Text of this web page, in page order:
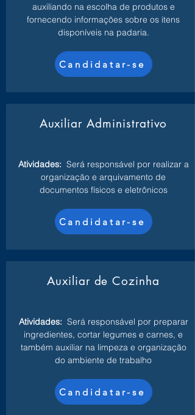
auxiliando na escolha de produtos e
fornecendo informações sobre os itens
disponíveis na padaria.
Candidatar-se
Auxiliar Administrativo
Atividades: Será responsável por realizar a
organização e arquivamento de
documentos físicos e eletrônicos
Candidatar-se
Auxiliar de Cozinha
Atividades: Será responsável por preparar
ingredientes, cortar legumes e carnes, e
também auxiliar na limpeza e organização
do ambiente de trabalho
Candidatar-se